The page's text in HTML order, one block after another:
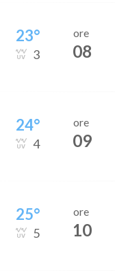
23°
3
ore
08
24°
4
ore
09
25°
5
ore
10